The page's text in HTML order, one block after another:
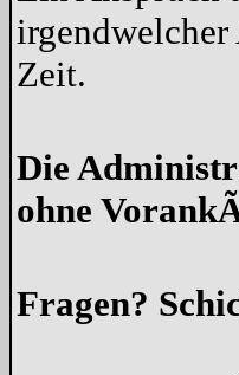
Zeit.
Die
ohne
Fragen?